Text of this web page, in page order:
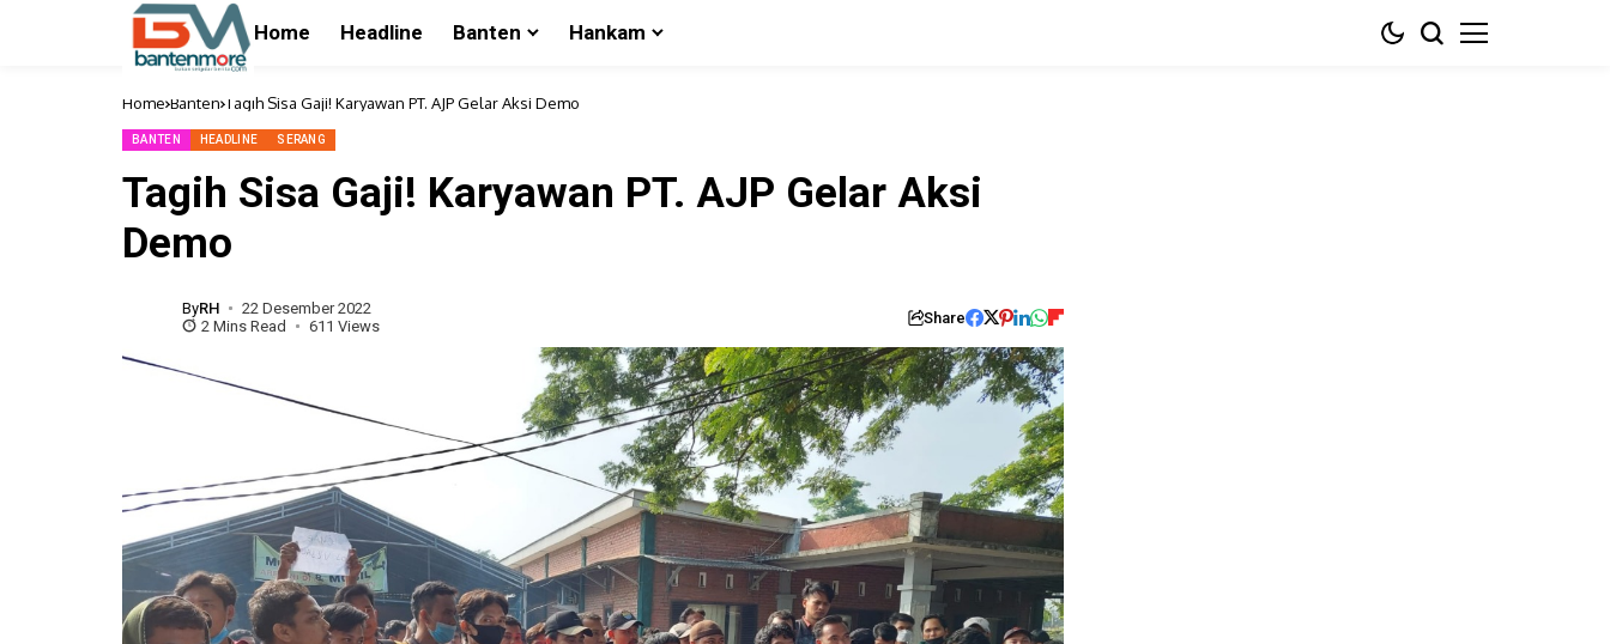
Home Headline Banten Hankam
Home Banten Tagih Sisa Gaji! Karyawan PT. AJP Gelar Aksi Demo
BANTEN HEADLINE SERANG
Tagih Sisa Gaji! Karyawan PT. AJP Gelar Aksi
Demo
ByRH
22 Desember 2022
2 Mins Read
611 Views Share